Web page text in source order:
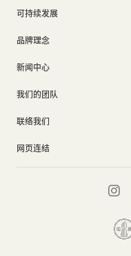
物业相关业务
奖项及荣誉
证券变动报表
过去主要发展项目
集团政策
可持续发展
品牌理念
新闻中心
集团消息
我们的团队
联络我们
网页连结